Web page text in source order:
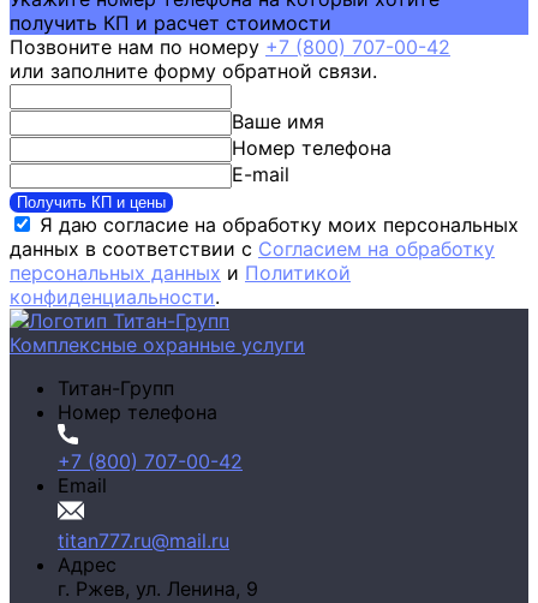
получить КП и расчет стоимости
Позвоните нам по номеру +7 (800) 707-00-42
или заполните форму обратной связи.
Ваше имя
Номер телефона
E-mail
Получить КП и цены
Я даю согласие на обработку моих персональных
данных в соответствии с Согласием на обработку
персональных данных и Политикой
конфиденциальности.
Комплексные охранные услуги
Титан-Групп
Номер телефона
+7 (800) 707-00-42
Email
titan777.ru@mail.ru
Адрес
г. Ржев, ул. Ленина, 9